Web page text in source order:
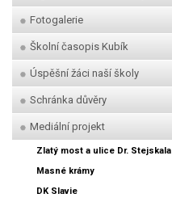
Fotogalerie
Školní časopis Kubík
Úspěšní žáci naší školy
Schránka důvěry
Mediální projekt
Zlatý most a ulice Dr. Stejskala
Masné krámy
DK Slavie